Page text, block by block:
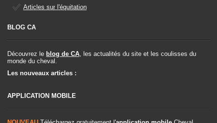
Articles sur l'équitation
BLOG CA
Découvrez le blog de CA, les actualités du site et les coulisses du
monde du cheval.
Les nouveaux articles :
APPLICATION MOBILE